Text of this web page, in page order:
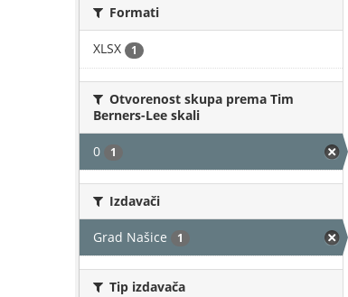
Formati
XLSX 1
Otvorenost skupa prema Tim
Berners-Lee skali
0 1
Izdavači
Grad Našice 1
Tip izdavača